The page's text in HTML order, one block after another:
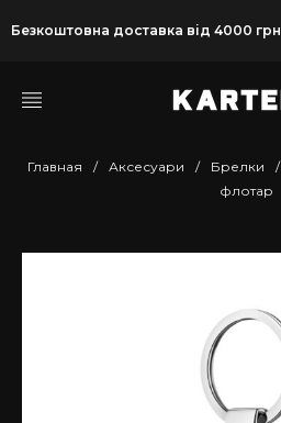
Безкоштовна доставка від 4000 грн
Главная / Аксесуари / Брелки /
флотар